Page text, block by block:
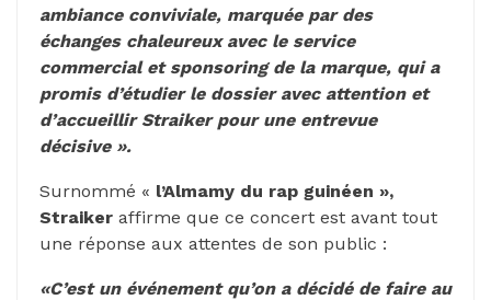
ambiance conviviale, marquée par des
échanges chaleureux avec le service
commercial et sponsoring de la marque, qui a
promis d’étudier le dossier avec attention et
d’accueillir Straiker pour une entrevue
décisive ».
Surnommé « l’Almamy du rap guinéen »,
Straiker affirme que ce concert est avant tout
une réponse aux attentes de son public :
«C’est un événement qu’on a décidé de faire au